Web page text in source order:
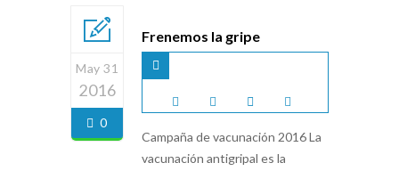
May 31
2016
0
Frenemos la gripe
Campaña de vacunación 2016 La
vacunación antigripal es la